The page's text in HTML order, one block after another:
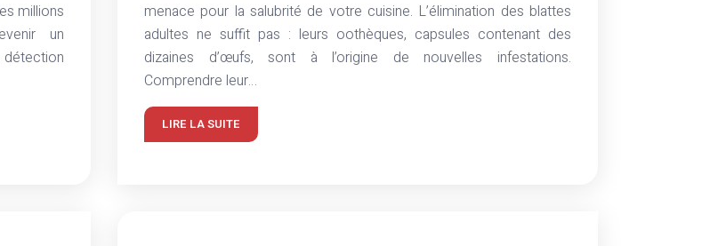
millions
un
détection
menace pour la salubrité de votre cuisine. L’élimination des blattes
adultes ne suffit pas : leurs oothèques, capsules contenant des
dizaines d’œufs, sont à l’origine de nouvelles infestations.
Comprendre leur…
LIRE LA SUITE